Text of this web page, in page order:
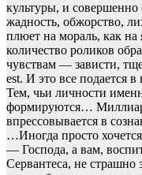
культуры, и
жадность, обжорство,
плюет на мораль, как на
количество роликов
чувствам — зависти,
est. И это все подается
Тем, чьи личности
формируются…
впрессовывается в
…Иногда просто
— Господа, а вам,
Сервантеса, не страшно